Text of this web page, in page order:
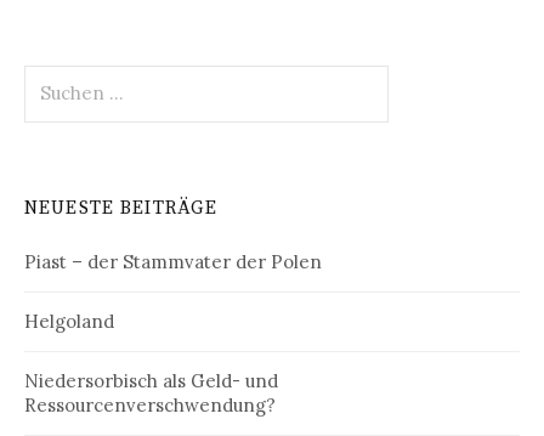
nach:
NEUESTE BEITRÄGE
Piast – der Stammvater der Polen
Helgoland
Niedersorbisch als Geld- und
Ressourcenverschwendung?